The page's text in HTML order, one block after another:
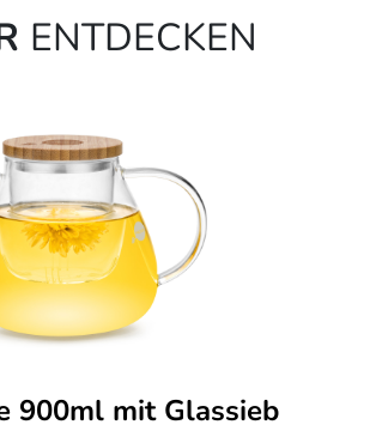
ENTDECKEN
900ml mit Glassieb